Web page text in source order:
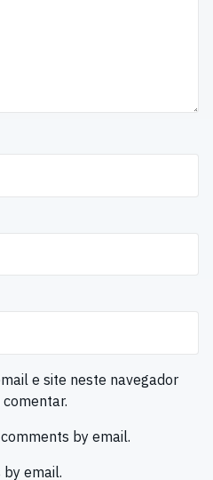
e site neste navegador
by email.
email.